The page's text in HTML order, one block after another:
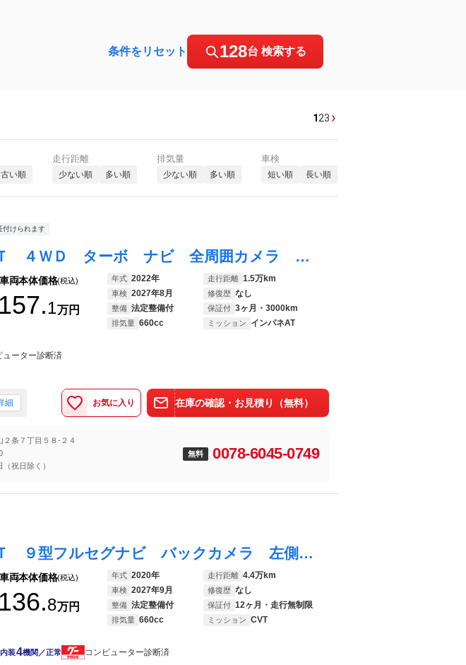
条件をリセット 128台 検索する
123 ›
古い順
走行距離
少ない順 多い順
排気量
少ない順 多い順
車検
短い順 長い順
付けられます
ｅＫクロススペース Ｔ ４ＷＤ ターボ ナビ 全周囲カメラ 電動スライドドア 寒冷地仕様 衝突軽減 禁煙車 シートヒーター パドルシフト コーナーセンサー スマートキー ＬＥＤヘッド 純正１５インチアルミ オートハイビーム
車両本体価格(税込)
157.1万円
年式 2022年 走行距離 1.5万km
車検 2027年8月 修復歴 なし
整備 法定整備付 保証付 3ヶ月・3000km
排気量 660cc ミッション インパネAT
ューター診断済
細 お気に入り 在庫の確認・お見積り（無料）
条７丁目５８‐２４
祝日除く）
無料 0078-6045-0749
ｅＫクロススペース Ｔ ９型フルセグナビ バックカメラ 左側電動スライドドア 衝突被害軽減ブレーキ フルセグナビ ＤＶＤ再生 Ｂｌｕｅｔｏｏｔｈ ＵＳＢ バックカメラ ＥＴＣ 左側電動スライドドア ＬＥＤ ドラレコ オートエアコン 前席シートヒーター スマートキー
車両本体価格(税込)
136.8万円
年式 2020年 走行距離 4.4万km
車検 2027年9月 修復歴 なし
整備 法定整備付 保証付 12ヶ月・走行無制限
排気量 660cc ミッション CVT
内装4機関／正常 コンピューター診断済